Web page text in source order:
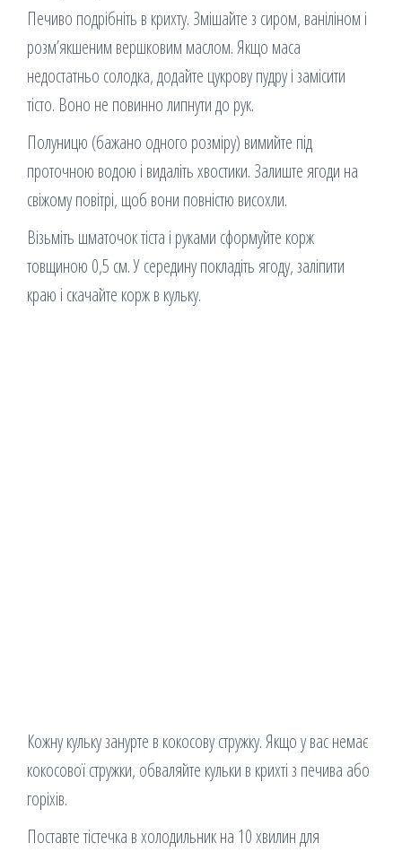
Печиво подрібніть в крихту. Змішайте з сиром, ваніліном і
розм’якшеним вершковим маслом. Якщо маса
недостатньо солодка, додайте цукрову пудру і замісити
тісто. Воно не повинно липнути до рук.
Полуницю (бажано одного розміру) вимийте під
проточною водою і видаліть хвостики. Залиште ягоди на
свіжому повітрі, щоб вони повністю висохли.
Візьміть шматочок тіста і руками сформуйте корж
товщиною 0,5 см. У середину покладіть ягоду, заліпити
краю і скачайте корж в кульку.
Кожну кульку занурте в кокосову стружку. Якщо у вас немає
кокосової стружки, обваляйте кульки в крихті з печива або
горіхів.
Поставте тістечка в холодильник на 10 хвилин для